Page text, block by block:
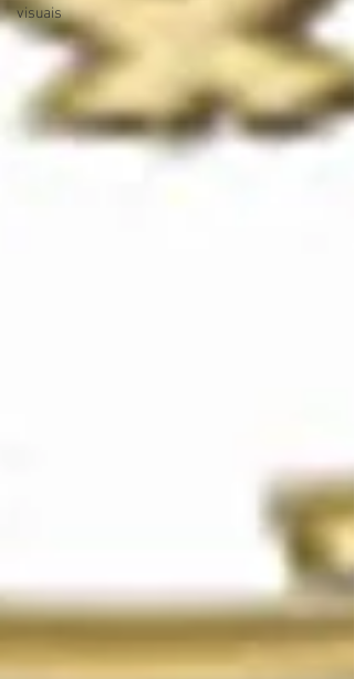
visuais